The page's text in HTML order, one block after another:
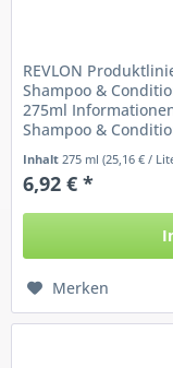
REVLON
Shampoo &
275ml
Shampoo &
Inhalt275 ml(25,16 € /
6,92 € *
Merken